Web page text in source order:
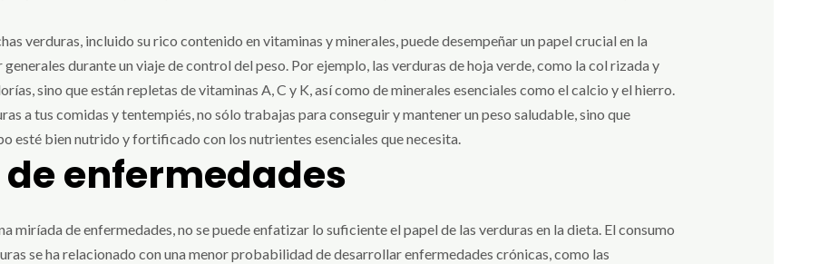
verduras, incluido su rico contenido en vitaminas y minerales, puede desempeñar un papel crucial en la
durante un viaje de control del peso. Por ejemplo, las verduras de hoja verde, como la col rizada y
sino que están repletas de vitaminas A, C y K, así como de minerales esenciales como el calcio y el hierro.
a tus comidas y tentempiés, no sólo trabajas para conseguir y mantener un peso saludable, sino que
esté bien nutrido y fortificado con los nutrientes esenciales que necesita.
enfermedades
miríada de enfermedades, no se puede enfatizar lo suficiente el papel de las verduras en la dieta. El consumo
se ha relacionado con una menor probabilidad de desarrollar enfermedades crónicas, como las